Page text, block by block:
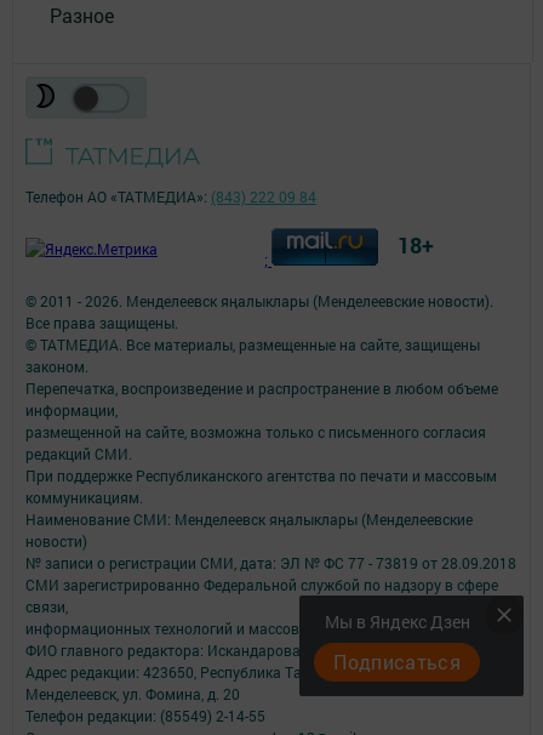
Разное
Мы в Яндекс Дзен
Подписаться
© 2011 - 2026. Менделеевск яӊалыклары (Менделеевские новости).
Все права защищены.
© ТАТМЕДИА. Все материалы, размещенные на сайте, защищены
законом.
Перепечатка, воспроизведение и распространение в любом объеме
информации,
размещенной на сайте, возможна только с письменного согласия
редакций СМИ.
При поддержке Республиканского агентства по печати и массовым
коммуникациям.
Наименование СМИ: Менделеевск яӊалыклары (Менделеевские
новости)
№ записи о регистрации СМИ, дата: ЭЛ № ФС 77 - 73819 от 28.09.2018
СМИ зарегистрированно Федеральной службой по надзору в сфере
связи,
информационных технологий и массовых коммуникаций
ФИО главного редактора: Искандарова Джулия Анатольевна
Адрес редакции: 423650, Республика Татарстан, Менделеевский р-н, г.
Менделеевск, ул. Фомина, д. 20
Телефон редакции: (85549) 2-14-55
Телефон АО «ТАТМЕДИА»: (843) 222 09 84
; 18+